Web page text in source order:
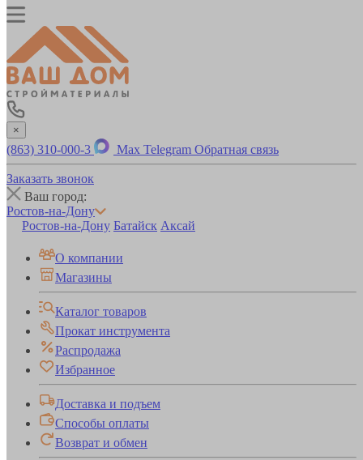
×
(863) 310-000-3 Max Telegram Обратная связь
Заказать звонок
Ваш город:
Ростов-на-Дону
Ростов-на-Дону Батайск Аксай
О компании
Магазины
Каталог товаров
Прокат инструмента
Распродажа
Избранное
Доставка и подъем
Способы оплаты
Возврат и обмен